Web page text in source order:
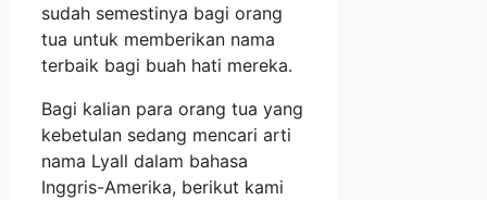
sudah semestinya bagi orang
tua untuk memberikan nama
terbaik bagi buah hati mereka.
Bagi kalian para orang tua yang
kebetulan sedang mencari arti
nama Lyall dalam bahasa
Inggris-Amerika, berikut kami